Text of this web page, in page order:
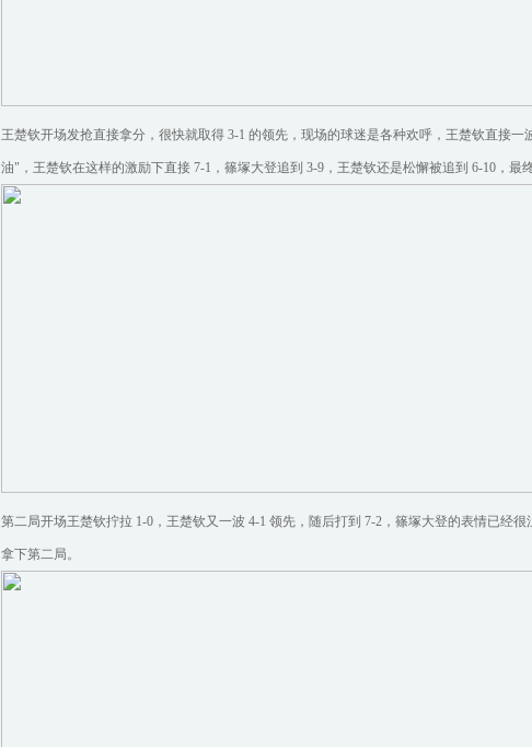
王楚钦开场发抢直接拿分，很快就取得 3-1 的领先，现场的球迷是各种欢呼，王楚钦直接一
油"，王楚钦在这样的激励下直接 7-1，篠塚大登追到 3-9，王楚钦还是松懈被追到 6-10，最
第二局开场王楚钦拧拉 1-0，王楚钦又一波 4-1 领先，随后打到 7-2，篠塚大登的表情已经
拿下第二局。